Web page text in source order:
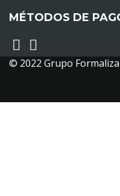
MÉTODOS DE
© 2022 Grupo